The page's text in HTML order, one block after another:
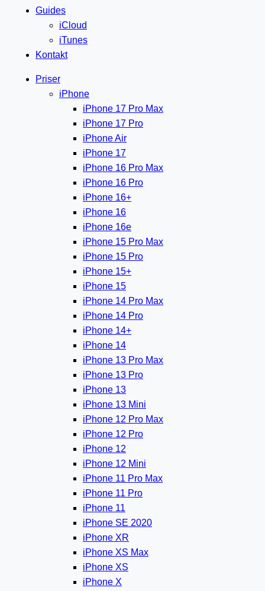
Guides
iCloud
iTunes
Kontakt
Priser
iPhone
iPhone 17 Pro Max
iPhone 17 Pro
iPhone Air
iPhone 17
iPhone 16 Pro Max
iPhone 16 Pro
iPhone 16+
iPhone 16
iPhone 16e
iPhone 15 Pro Max
iPhone 15 Pro
iPhone 15+
iPhone 15
iPhone 14 Pro Max
iPhone 14 Pro
iPhone 14+
iPhone 14
iPhone 13 Pro Max
iPhone 13 Pro
iPhone 13
iPhone 13 Mini
iPhone 12 Pro Max
iPhone 12 Pro
iPhone 12
iPhone 12 Mini
iPhone 11 Pro Max
iPhone 11 Pro
iPhone 11
iPhone SE 2020
iPhone XR
iPhone XS Max
iPhone XS
iPhone X